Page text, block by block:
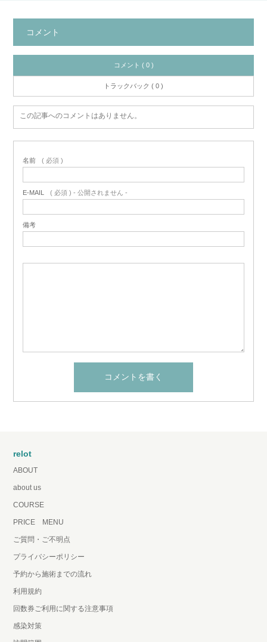
コメント
コメント ( 0 )
トラックバック ( 0 )
この記事へのコメントはありません。
名前 ( 必須 )
E-MAIL ( 必須 ) - 公開されません -
備考
relot
ABOUT
about us
COURSE
PRICE MENU
ご質問・ご不明点
プライバシーポリシー
予約から施術までの流れ
利用規約
回数券ご利用に関する注意事項
感染対策